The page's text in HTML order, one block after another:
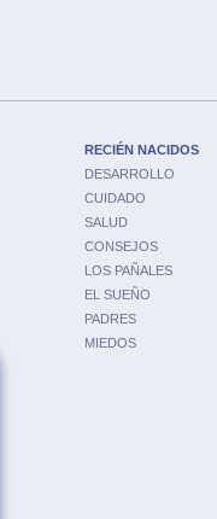
RECIÉN NACIDOS
DESARROLLO
CUIDADO
SALUD
CONSEJOS
LOS PAÑALES
EL SUEÑO
PADRES
MIEDOS